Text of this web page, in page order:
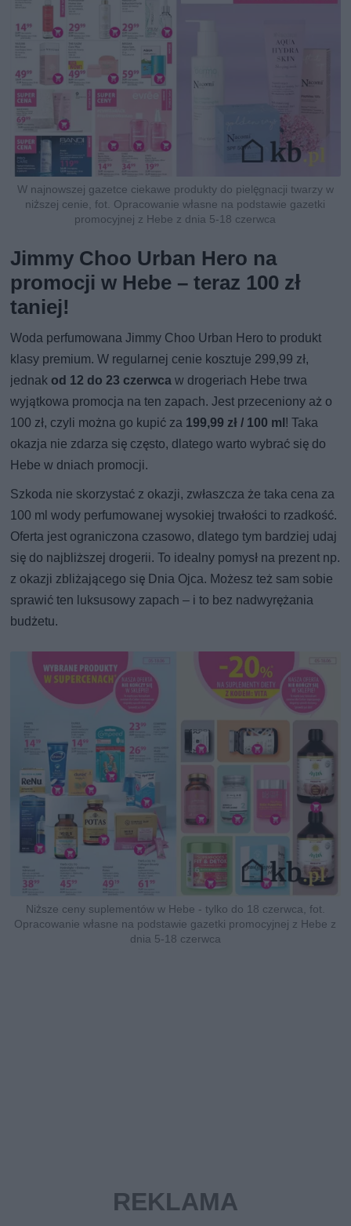
W najnowszej gazetce ciekawe produkty do pielęgnacji twarzy w
niższej cenie, fot. Opracowanie własne na podstawie gazetki
promocyjnej z Hebe z dnia 5-18 czerwca
Jimmy Choo Urban Hero na
promocji w Hebe – teraz 100 zł
taniej!
Woda perfumowana Jimmy Choo Urban Hero to produkt
klasy premium. W regularnej cenie kosztuje 299,99 zł,
jednak od 12 do 23 czerwca w drogeriach Hebe trwa
wyjątkowa promocja na ten zapach. Jest przeceniony aż o
100 zł, czyli można go kupić za 199,99 zł / 100 ml ! Taka
okazja nie zdarza się często, dlatego warto wybrać się do
Hebe w dniach promocji.
Szkoda nie skorzystać z okazji, zwłaszcza że taka cena za
100 ml wody perfumowanej wysokiej trwałości to rzadkość.
Oferta jest ograniczona czasowo, dlatego tym bardziej udaj
się do najbliższej drogerii. To idealny pomysł na prezent np.
z okazji zbliżającego się Dnia Ojca. Możesz też sam sobie
sprawić ten luksusowy zapach – i to bez nadwyrężania
budżetu.
Niższe ceny suplementów w Hebe - tylko do 18 czerwca, fot.
Opracowanie własne na podstawie gazetki promocyjnej z Hebe z
dnia 5-18 czerwca